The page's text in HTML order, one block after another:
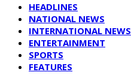
HEADLINES
NATIONAL NEWS
INTERNATIONAL NEWS
ENTERTAINMENT
SPORTS
FEATURES